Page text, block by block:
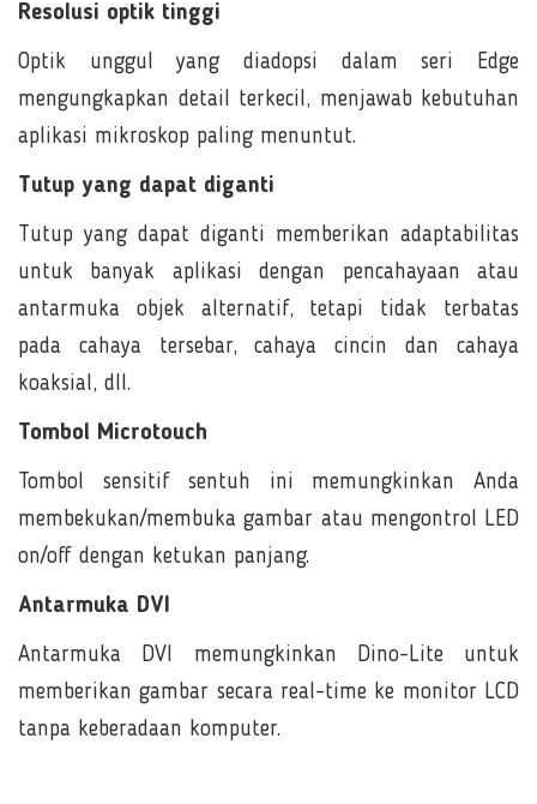
Resolusi optik tinggi
Optik unggul yang diadopsi dalam seri Edge
mengungkapkan detail terkecil, menjawab kebutuhan
aplikasi mikroskop paling menuntut.
Tutup yang dapat diganti
Tutup yang dapat diganti memberikan adaptabilitas
untuk banyak aplikasi dengan pencahayaan atau
antarmuka objek alternatif, tetapi tidak terbatas
pada cahaya tersebar, cahaya cincin dan cahaya
koaksial, dll.
Tombol Microtouch
Tombol sensitif sentuh ini memungkinkan Anda
membekukan/membuka gambar atau mengontrol LED
on/off dengan ketukan panjang.
Antarmuka DVI
Antarmuka DVI memungkinkan Dino-Lite untuk
memberikan gambar secara real-time ke monitor LCD
tanpa keberadaan komputer.